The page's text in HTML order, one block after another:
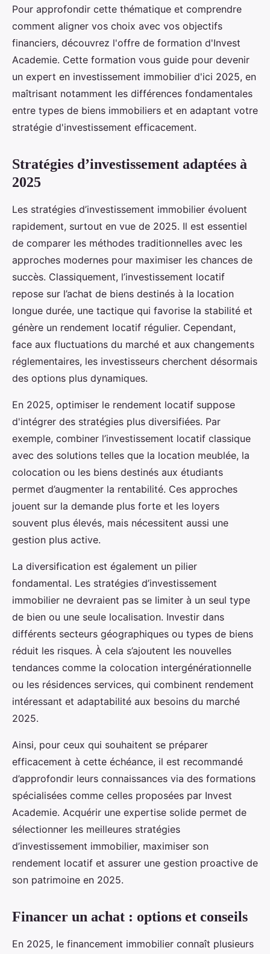
Pour approfondir cette thématique et comprendre
comment aligner vos choix avec vos objectifs
financiers, découvrez l'offre de formation d'Invest
Academie. Cette formation vous guide pour devenir
un expert en investissement immobilier d'ici 2025, en
maîtrisant notamment les différences fondamentales
entre types de biens immobiliers et en adaptant votre
stratégie d'investissement efficacement.
Stratégies d’investissement adaptées à
2025
Les stratégies d’investissement immobilier évoluent
rapidement, surtout en vue de 2025. Il est essentiel
de comparer les méthodes traditionnelles avec les
approches modernes pour maximiser les chances de
succès. Classiquement, l’investissement locatif
repose sur l’achat de biens destinés à la location
longue durée, une tactique qui favorise la stabilité et
génère un rendement locatif régulier. Cependant,
face aux fluctuations du marché et aux changements
réglementaires, les investisseurs cherchent désormais
des options plus dynamiques.
En 2025, optimiser le rendement locatif suppose
d'intégrer des stratégies plus diversifiées. Par
exemple, combiner l’investissement locatif classique
avec des solutions telles que la location meublée, la
colocation ou les biens destinés aux étudiants
permet d’augmenter la rentabilité. Ces approches
jouent sur la demande plus forte et les loyers
souvent plus élevés, mais nécessitent aussi une
gestion plus active.
La diversification est également un pilier
fondamental. Les stratégies d’investissement
immobilier ne devraient pas se limiter à un seul type
de bien ou une seule localisation. Investir dans
différents secteurs géographiques ou types de biens
réduit les risques. À cela s’ajoutent les nouvelles
tendances comme la colocation intergénérationnelle
ou les résidences services, qui combinent rendement
intéressant et adaptabilité aux besoins du marché
2025.
Ainsi, pour ceux qui souhaitent se préparer
efficacement à cette échéance, il est recommandé
d’approfondir leurs connaissances via des formations
spécialisées comme celles proposées par Invest
Academie. Acquérir une expertise solide permet de
sélectionner les meilleures stratégies
d’investissement immobilier, maximiser son
rendement locatif et assurer une gestion proactive de
son patrimoine en 2025.
Financer un achat : options et conseils
En 2025, le financement immobilier connaît plusieurs